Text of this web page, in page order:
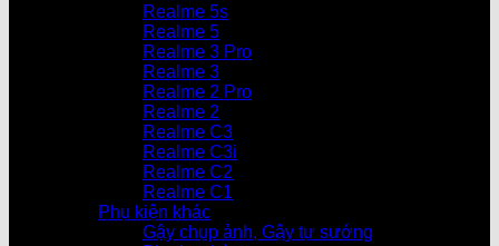
Realme 5s
Realme 5
Realme 3 Pro
Realme 3
Realme 2 Pro
Realme 2
Realme C3
Realme C3i
Realme C2
Realme C1
Phụ kiện khác
Gậy chụp ảnh, Gậy tự sướng